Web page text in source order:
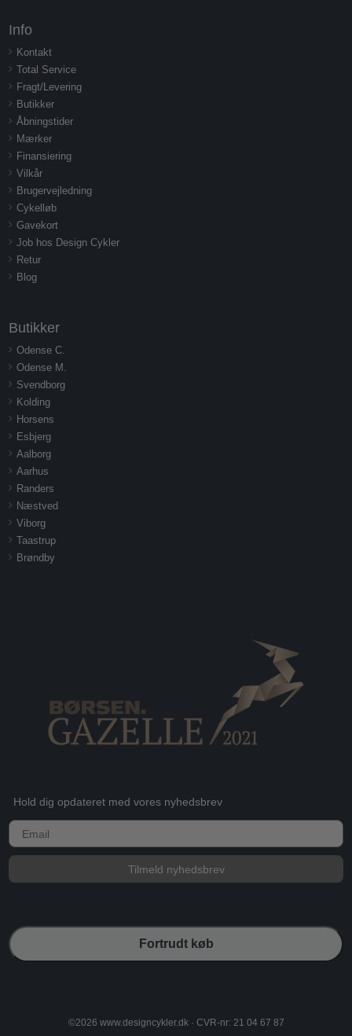
Info
Kontakt
Total Service
Fragt/Levering
Butikker
Åbningstider
Mærker
Finansiering
Vilkår
Brugervejledning
Cykelløb
Gavekort
Job hos Design Cykler
Retur
Blog
Butikker
Odense C.
Odense M.
Svendborg
Kolding
Horsens
Esbjerg
Aalborg
Aarhus
Randers
Næstved
Viborg
Taastrup
Brøndby
Hold dig opdateret med vores nyhedsbrev
E-mail
Tilmeld nyhedsbrev
Fortrudt køb
©2026 www.designcykler.dk · CVR-nr: 21 04 67 87